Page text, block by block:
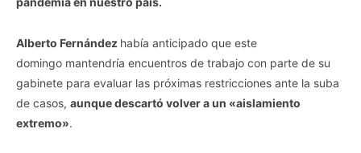
Alberto Fernández había anticipado que este
domingo mantendría encuentros de trabajo con parte de su
gabinete para evaluar las próximas restricciones ante la suba
de casos, aunque descartó volver a un «aislamiento
extremo».